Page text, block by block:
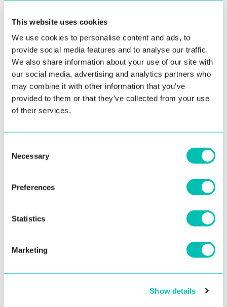
This website uses cookies
We use cookies to personalise content and ads, to
provide social media features and to analyse our traffic.
We also share information about your use of our site with
our social media, advertising and analytics partners who
may combine it with other information that you’ve
provided to them or that they’ve collected from your use
of their services.
Selection
Necessary
Preferences
Statistics
Marketing
Show details
BioCon viaja por el Atlántico. La única
conferencia sobre biometría que se celebra
en Brasil es a cargo de Innovatrics
Durante dos días,los invitados de BioCon han sido testigos
de cómo diversos usos de la tecnología biométrica han ...
Leer más
27. junio 2023
Innovatrics se alía con los investigadores de